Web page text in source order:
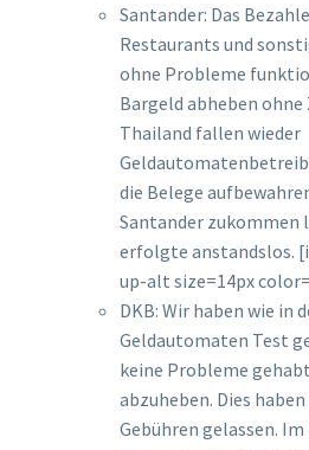
Santander: Das
Restaurants und
ohne Probleme
Bargeld abheben
Thailand fallen wieder
die Belege
Santander zukommen
erfolgte anstandslos.
up-alt size=14px
DKB: Wir haben wie in
Geldautomaten Test
keine Probleme
abzuheben. Dies
Gebühren gelassen.